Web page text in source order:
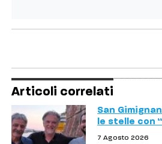
Articoli correlati
San
le stelle con
7 Agosto 2026